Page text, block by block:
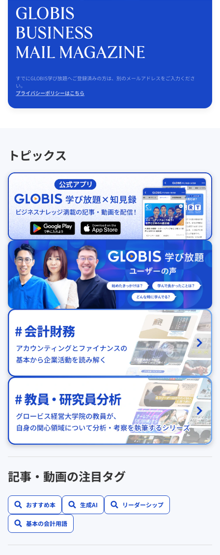
すでにGLOBIS学び放題へご登録済みの方は、別のメールアドレスをご入力くださ
い。
プライバシーポリシーはこちら
トピックス
記事・動画の注目タグ
おすすめ本 生成AI リーダーシップ
基本の会計用語